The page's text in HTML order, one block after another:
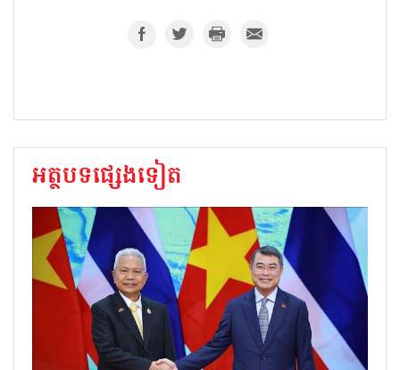
អត្ថបទផ្សេងទៀត